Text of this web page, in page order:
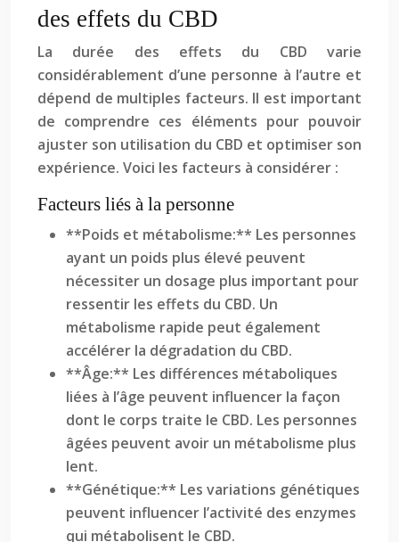
des effets du CBD
La durée des effets du CBD varie
considérablement d’une personne à l’autre et
dépend de multiples facteurs. Il est important
de comprendre ces éléments pour pouvoir
ajuster son utilisation du CBD et optimiser son
expérience. Voici les facteurs à considérer :
Facteurs liés à la personne
**Poids et métabolisme:** Les personnes
ayant un poids plus élevé peuvent
nécessiter un dosage plus important pour
ressentir les effets du CBD. Un
métabolisme rapide peut également
accélérer la dégradation du CBD.
**Âge:** Les différences métaboliques
liées à l’âge peuvent influencer la façon
dont le corps traite le CBD. Les personnes
âgées peuvent avoir un métabolisme plus
lent.
**Génétique:** Les variations génétiques
peuvent influencer l’activité des enzymes
qui métabolisent le CBD.